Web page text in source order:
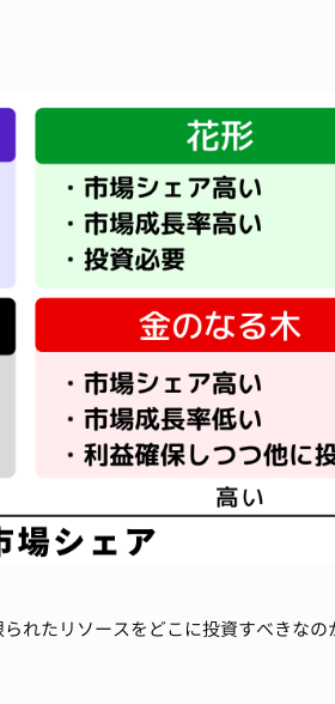
れたリソースをどこに投資すべきなの